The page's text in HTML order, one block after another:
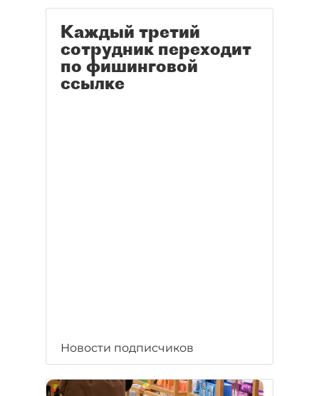
Каждый третий
сотрудник переходит
по фишинговой
ссылке
Новости подписчиков